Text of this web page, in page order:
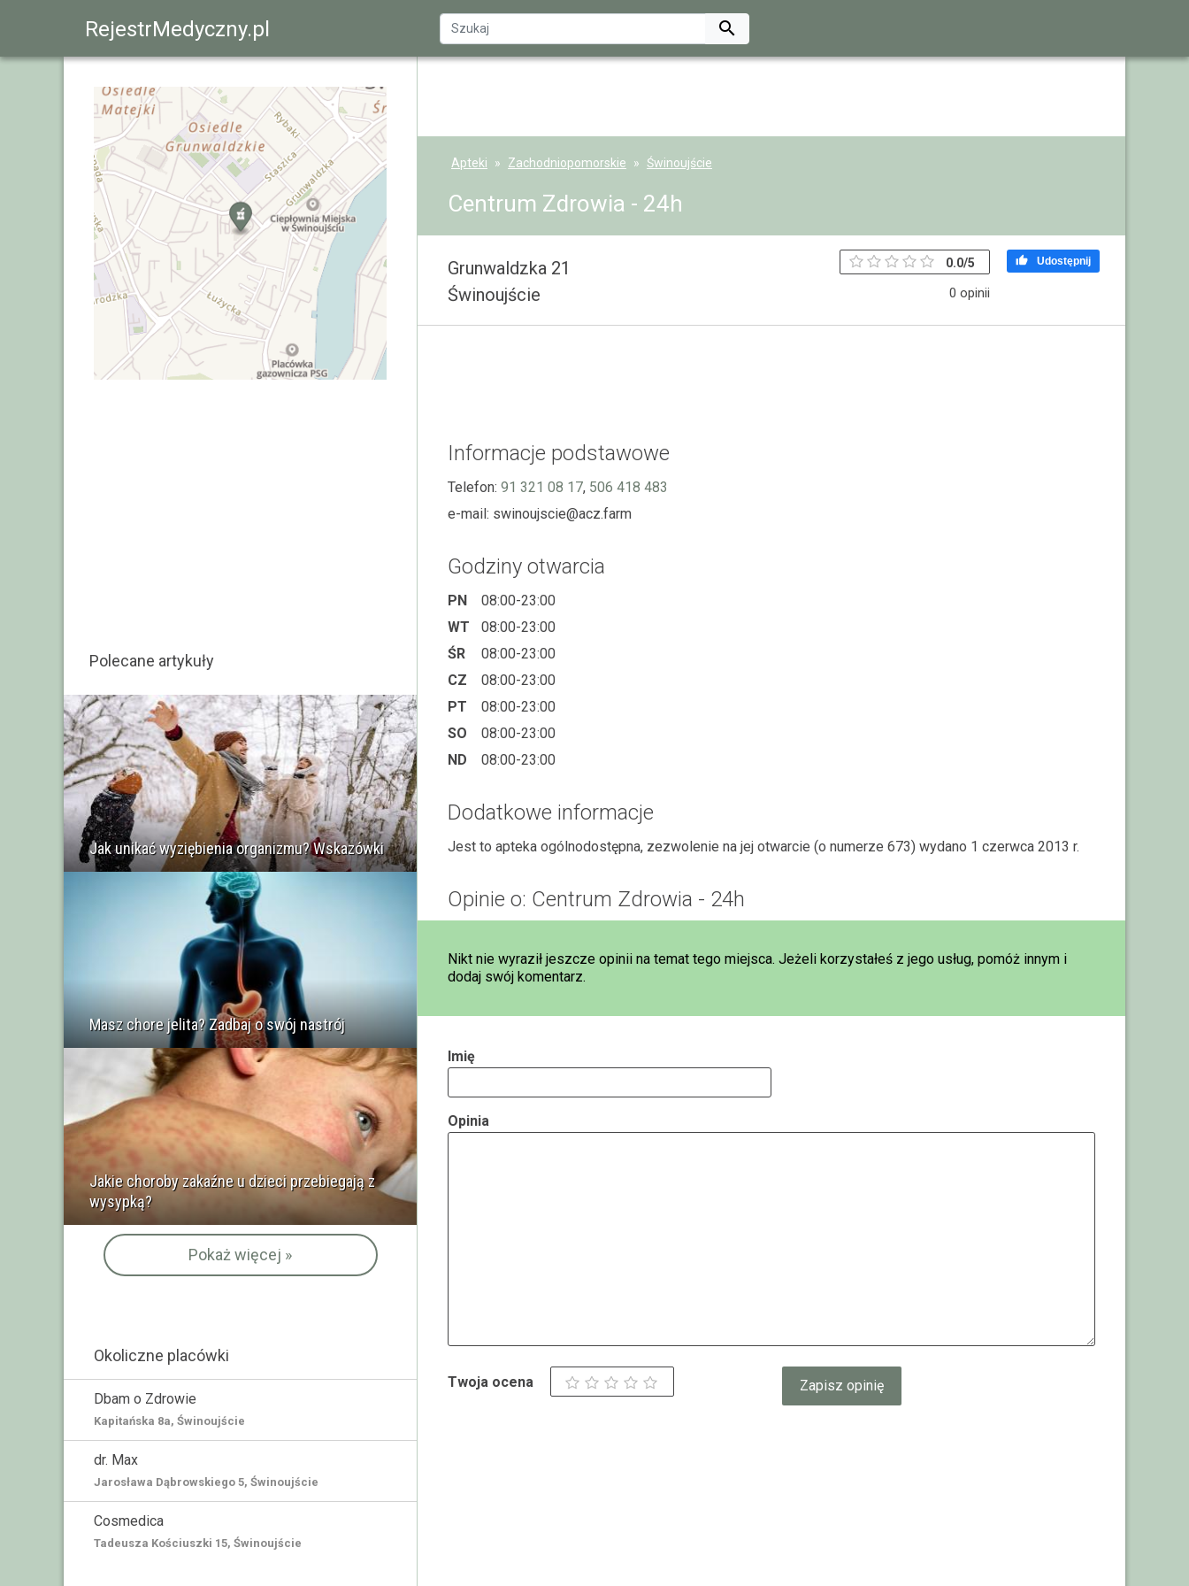
RejestrMedyczny.pl 
Apteki Zachodniopomorskie Świnoujście
Centrum Zdrowia - 24h
Grunwaldzka 21
Świnoujście
0.0/5
0 opinii
 Udostępnij
Informacje podstawowe
Telefon: 91 321 08 17, 506 418 483
e-mail: swinoujscie@acz.farm
Godziny otwarcia
PN
08:00-23:00
WT
08:00-23:00
ŚR
08:00-23:00
CZ
08:00-23:00
PT
08:00-23:00
SO
08:00-23:00
ND
08:00-23:00
Dodatkowe informacje
Jest to apteka ogólnodostępna, zezwolenie na jej otwarcie (o numerze 673) wydano 1 czerwca 2013 r.
Opinie o: Centrum Zdrowia - 24h
Nikt nie wyraził jeszcze opinii na temat tego miejsca. Jeżeli korzystałeś z jego usług, pomóż innym i
dodaj swój komentarz.
Imię
Opinia
Twoja ocena
Polecane artykuły
Jak unikać wyziębienia organizmu? Wskazówki
Masz chore jelita? Zadbaj o swój nastrój
Jakie choroby zakaźne u dzieci przebiegają z
wysypką?
Pokaż więcej »
Okoliczne placówki
Dbam o Zdrowie
Kapitańska 8a, Świnoujście
dr. Max
Jarosława Dąbrowskiego 5, Świnoujście
Cosmedica
Tadeusza Kościuszki 15, Świnoujście